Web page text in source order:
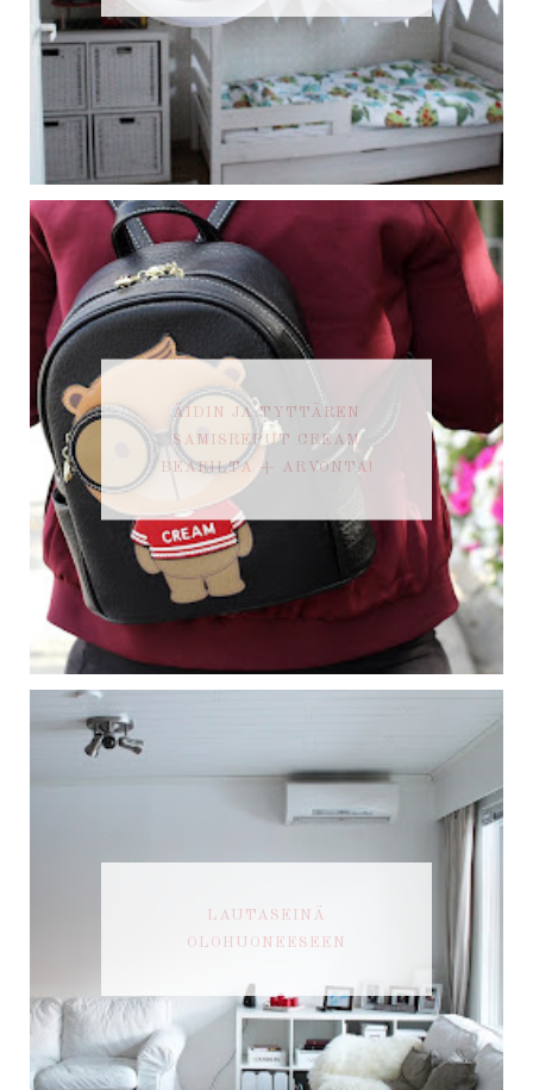
ÄIDIN JA TYTTÄREN
SAMISREPUT CREAM
BEARILTA + ARVONTA!
LAUTASEINÄ
OLOHUONEESEEN